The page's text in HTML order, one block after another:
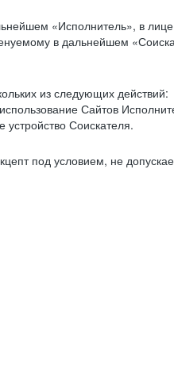
«Исполнитель», в лице
в дальнейшем
из следующих действий:
Сайтов
Соискателя.
под условием, не